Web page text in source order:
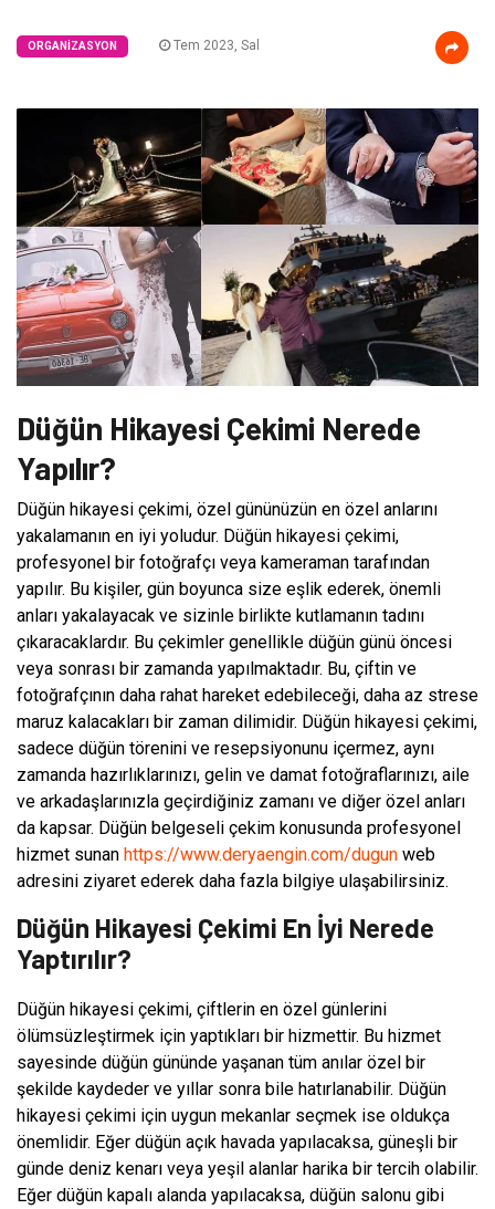
ORGANIZASYON Tem 2023, Sal
Düğün Hikayesi Çekimi Nerede
Yapılır?
Düğün hikayesi çekimi, özel gününüzün en özel anlarını
yakalamanın en iyi yoludur. Düğün hikayesi çekimi,
profesyonel bir fotoğrafçı veya kameraman tarafından
yapılır. Bu kişiler, gün boyunca size eşlik ederek, önemli
anları yakalayacak ve sizinle birlikte kutlamanın tadını
çıkaracaklardır. Bu çekimler genellikle düğün günü öncesi
veya sonrası bir zamanda yapılmaktadır. Bu, çiftin ve
fotoğrafçının daha rahat hareket edebileceği, daha az strese
maruz kalacakları bir zaman dilimidir. Düğün hikayesi çekimi,
sadece düğün törenini ve resepsiyonunu içermez, aynı
zamanda hazırlıklarınızı, gelin ve damat fotoğraflarınızı, aile
ve arkadaşlarınızla geçirdiğiniz zamanı ve diğer özel anları
da kapsar. Düğün belgeseli çekim konusunda profesyonel
hizmet sunan https://www.deryaengin.com/dugun web
adresini ziyaret ederek daha fazla bilgiye ulaşabilirsiniz.
Düğün Hikayesi Çekimi En İyi Nerede
Yaptırılır?
Düğün hikayesi çekimi, çiftlerin en özel günlerini
ölümsüzleştirmek için yaptıkları bir hizmettir. Bu hizmet
sayesinde düğün gününde yaşanan tüm anılar özel bir
şekilde kaydeder ve yıllar sonra bile hatırlanabilir. Düğün
hikayesi çekimi için uygun mekanlar seçmek ise oldukça
önemlidir. Eğer düğün açık havada yapılacaksa, güneşli bir
günde deniz kenarı veya yeşil alanlar harika bir tercih olabilir.
Eğer düğün kapalı alanda yapılacaksa, düğün salonu gibi